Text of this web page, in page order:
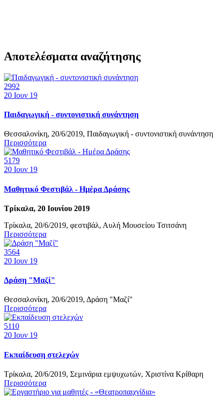
Αποτελέσματα αναζήτησης
2992
20 Ιουν 19
Παιδαγωγική - συντονιστική συνάντηση
Θεσσαλονίκη, 20/6/2019, Παιδαγωγική - συντονιστική συνάντηση
Περισσότερα
5179
20 Ιουν 19
Μαθητικό Φεστιβάλ - Ημέρα Δράσης
Τρίκαλα, 20 Ιουνίου 2019
Τρίκαλα, 20/6/2019, φεστιβάλ, Αυλή Μουσείου Τσιτσάνη
Περισσότερα
3564
20 Ιουν 19
Δράση "Μαζί"
Θεσσαλονίκη, 20/6/2019, Δράση "Μαζί"
Περισσότερα
5110
20 Ιουν 19
Εκπαίδευση στελεχών
Τρίκαλα, 20/6/2019, Σεμινάρια εμψυχωτών, Χριστίνα Κρίθαρη
Περισσότερα